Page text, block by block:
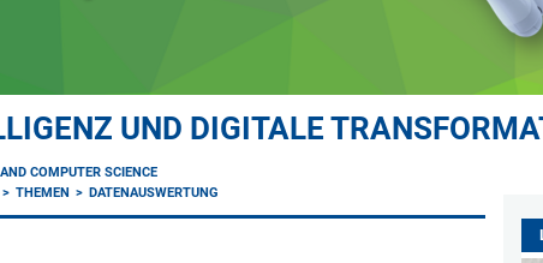
UND DIGITALE
COMPUTER SCIENCE
THEMEN DATENAUSWERTUNG